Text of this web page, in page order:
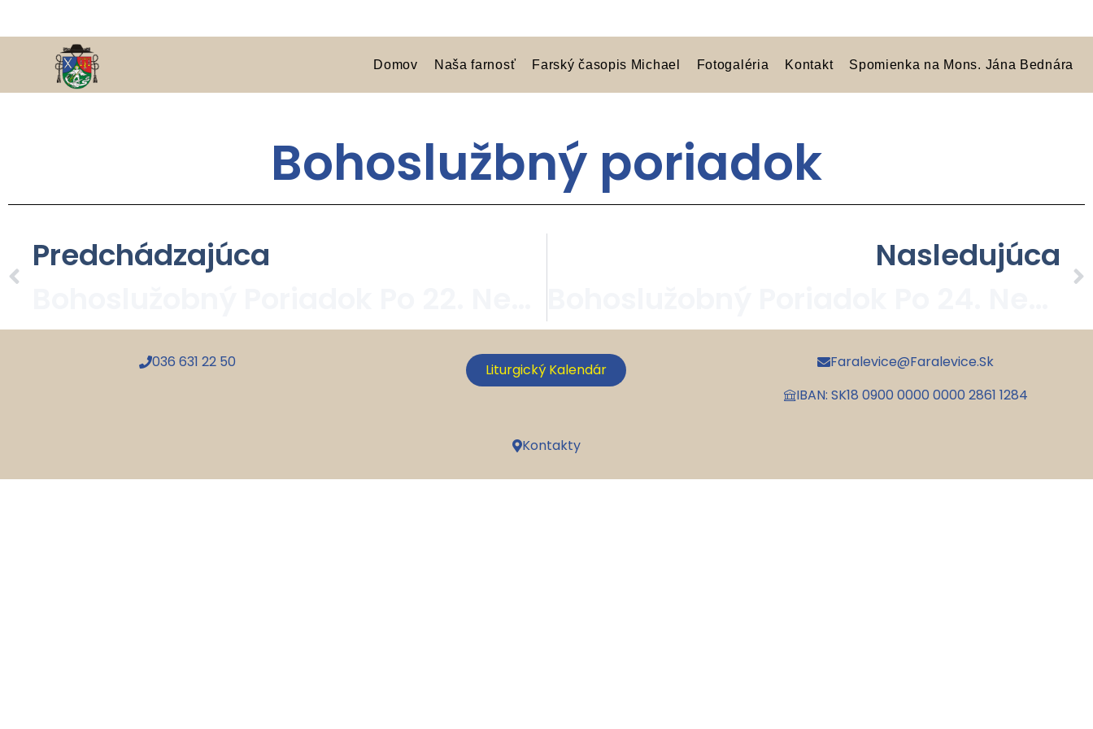
Domov Naša farnosť Farský časopis Michael Fotogaléria Kontakt Spomienka na Mons. Jána Bednára
Bohoslužbný poriadok
Predchádzajúca
Nasledujúca
036 631 22 50 Liturgický Kalendár
Faralevice@faralevice.sk
IBAN: SK18 0900 0000 0000 2861 1284
Kontakty